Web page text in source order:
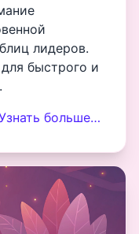
лидеров.
быстрого и
больше…